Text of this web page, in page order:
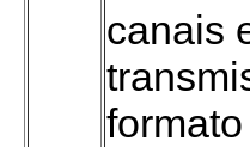
canais